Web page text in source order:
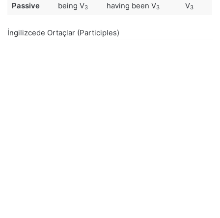
Passive being V3 having been V3 V3
İngilizcede Ortaçlar (Participles)